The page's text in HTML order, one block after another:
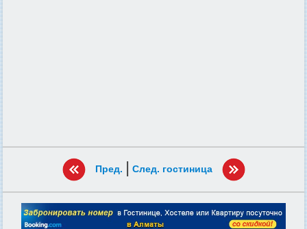
Пред. | След. гостиница